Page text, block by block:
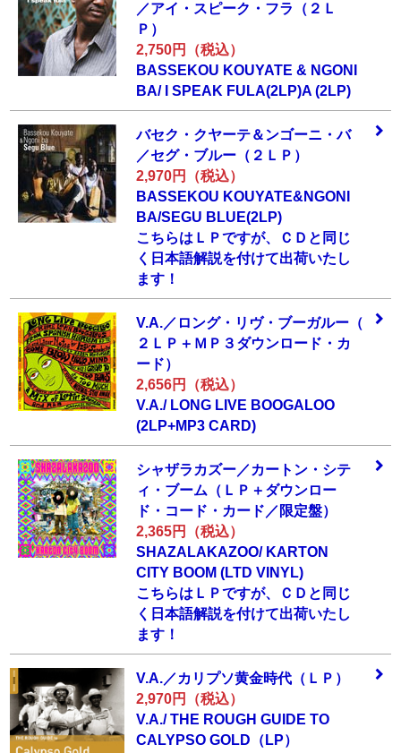
／アイ・スピーク・ フラ（２Ｌ
Ｐ）
2,750円（税込）
BASSEKOU KOUYATE & NGONI
BA/ I SPEAK FULA(2LP)A (2LP)
バセク・クヤーテ＆ンゴーニ・バ
／セグ・ブルー（２ ＬＰ）
2,970円（税込）
BASSEKOU KOUYATE&NGONI
BA/SEGU BLUE(2LP)
こちらはＬＰですが、ＣＤと同じ
く日本語解説を付けて出荷いたし
ます！
V.A.／ロング・リ ヴ・ブーガルー（
２ＬＰ＋ＭＰ３ダウンロード・カ
ード）
2,656円（税込）
V.A./ LONG LIVE BOOGALOO
(2LP+MP3 CARD)
シャザラカズー／カートン・シテ
ィ ・ブーム（ＬＰ＋ ダウンロー
ド・コード・カード／限定盤）
2,365円（税込）
SHAZALAKAZOO/ KARTON
CITY BOOM (LTD VINYL)
こちらはＬＰですが、ＣＤと同じ
く日本語解説を付けて出荷いたし
ます！
V.A.／カリプソ黄金時代（ＬＰ）
2,970円（税込）
V.A./ THE ROUGH GUIDE TO
CALYPSO GOLD（LP）